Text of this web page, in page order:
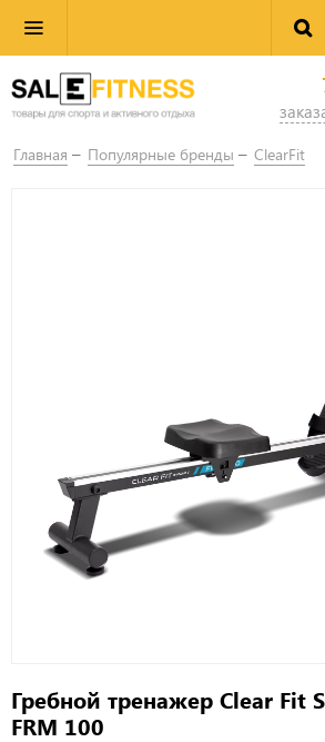
Главная Популярные бренды ClearFit
Гребной тренажер Clear Fit
FRM 100